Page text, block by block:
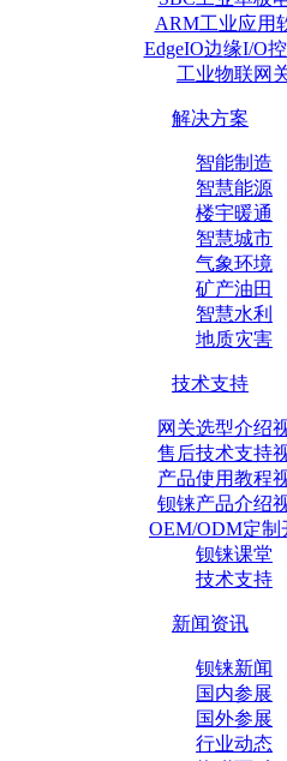
ARM工业应用
EdgeIO边缘I/O
工业物联网
解决方案
智能制造
智慧能源
楼宇暖通
智慧城市
气象环境
矿产油田
智慧水利
地质灾害
技术支持
网关选型介绍
售后技术支持
产品使用教程
钡铼产品介绍
OEM/ODM定制
钡铼课堂
技术支持
新闻资讯
钡铼新闻
国内参展
国外参展
行业动态